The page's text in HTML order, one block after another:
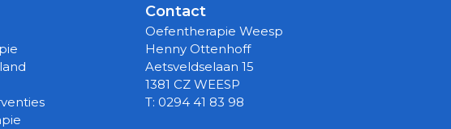
Contact
Oefentherapie Weesp
Henny Ottenhoff
Aetsveldselaan 15
1381 CZ WEESP
T: 0294 41 83 98